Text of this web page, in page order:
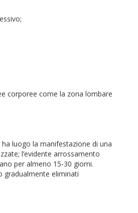
corporee come la zona lombare
luogo la manifestazione di una
l’evidente arrossamento
per almeno 15-30 giorni.
gradualmente eliminati